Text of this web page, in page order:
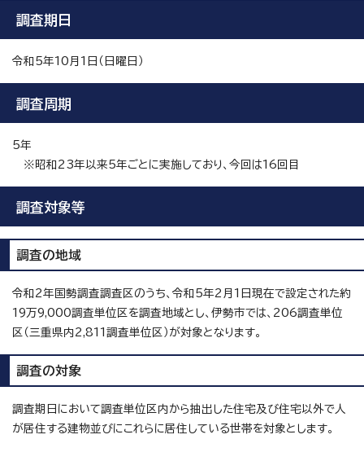
調査期日
令和5年10月1日（日曜日）
調査周期
5年
※昭和23年以来5年ごとに実施しており、今回は16回目
調査対象等
調査の地域
令和2年国勢調査調査区のうち、令和5年2月1日現在で設定された約
19万9,000調査単位区を調査地域とし、伊勢市では、206調査単位
区（三重県内2,811調査単位区）が対象となります。
調査の対象
調査期日において調査単位区内から抽出した住宅及び住宅以外で人
が居住する建物並びにこれらに居住している世帯を対象とします。